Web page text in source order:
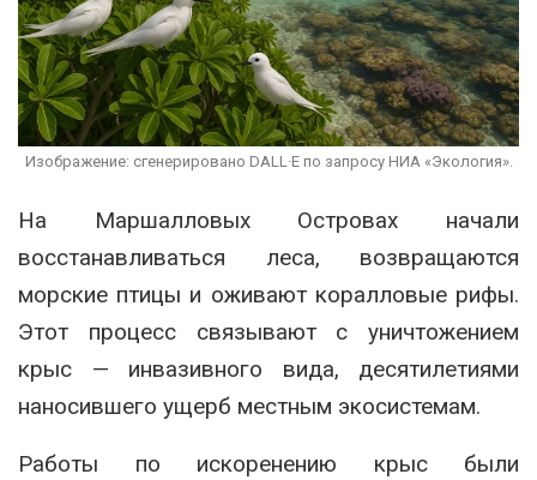
Изображение: сгенерировано DALL·E по запросу НИА «Экология».
На Маршалловых Островах начали
восстанавливаться леса, возвращаются
морские птицы и оживают коралловые рифы.
Этот процесс связывают с уничтожением
крыс — инвазивного вида, десятилетиями
наносившего ущерб местным экосистемам.
Работы по искоренению крыс были